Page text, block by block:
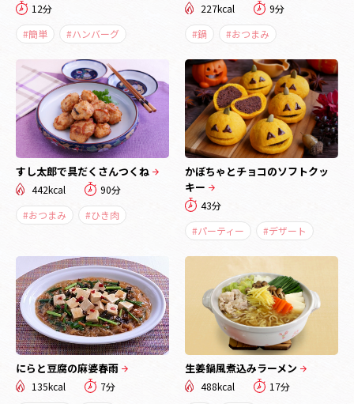
12分
#簡単
#ハンバーグ
227kcal
9分
#鍋
#おつまみ
すし太郎で具だくさんつくね
442kcal
90分
#おつまみ
#ひき肉
かぼちゃとチョコのソフトクッ
キー
43分
#パーティー
#デザート
にらと豆腐の麻婆春雨
135kcal
7分
生姜鍋風煮込みラーメン
488kcal
17分